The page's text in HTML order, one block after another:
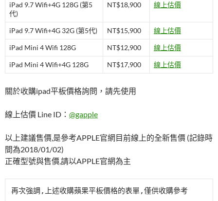
iPad 9.7 Wifi+4G 128G (第5
代)
NT$18,900 線上估價
iPad 9.7 Wifi+4G 32G (第5代) NT$15,900 線上估價
iPad Mini 4 Wifi 128G NT$12,900 線上估價
iPad Mini 4 Wifi+4G 128G NT$17,900 線上估價
關於收購ipad平板價格詢問，請先使用
線上估價 Line ID： @gapple
以上建議售價,是參考APPLE官網目前線上的全新售價 (記錄時
間為2018/01/02)
正確型號與售價,請以APPLE官網為主
再次強調,上述收購蘋果平板價格的表單,僅供收購參考